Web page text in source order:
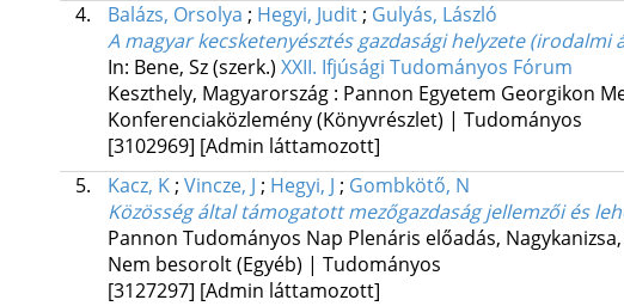
4.
Balázs, Orsolya ; Hegyi, Judit; Gulyás, László
A magyar kecsketenyésztés gazdasági helyzete (irodalmi
In: Bene, Sz (szerk.) XXII. Ifjúsági Tudományos Fórum
Keszthely, Magyarország : Pannon Egyetem Georgikon
Konferenciaközlemény (Könyvrészlet) | Tudományos
[3102969] [Admin láttamozott]
5.
Kacz, K; Vincze, J ; Hegyi, J ; Gombkötő, N
Közösség által támogatott mezőgazdaság jellemzői és
Pannon Tudományos Nap Plenáris előadás,
Nem besorolt (Egyéb) | Tudományos
[3127297] [Admin láttamozott]